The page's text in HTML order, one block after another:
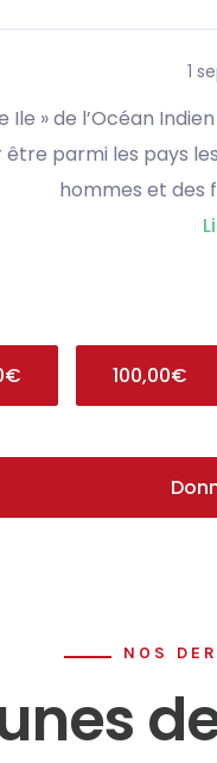
1
» de l’Océan
parmi les pays
hommes et des
100,00€
NOS